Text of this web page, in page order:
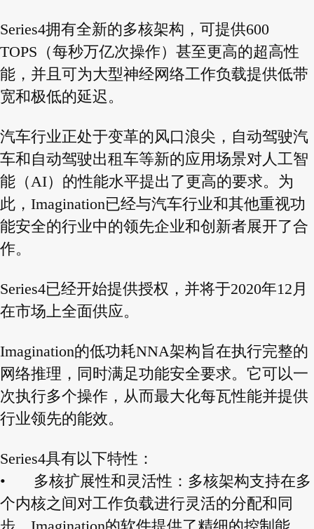
Series4拥有全新的多核架构，可提供600
TOPS（每秒万亿次操作）甚至更高的超高性
能，并且可为大型神经网络工作负载提供低带
宽和极低的延迟。
汽车行业正处于变革的风口浪尖，自动驾驶汽
车和自动驾驶出租车等新的应用场景对人工智
能（AI）的性能水平提出了更高的要求。为
此，Imagination已经与汽车行业和其他重视功
能安全的行业中的领先企业和创新者展开了合
作。
Series4已经开始提供授权，并将于2020年12月
在市场上全面供应。
Imagination的低功耗NNA架构旨在执行完整的
网络推理，同时满足功能安全要求。它可以一
次执行多个操作，从而最大化每瓦性能并提供
行业领先的能效。
Series4具有以下特性：
•
多核扩展性和灵活性：多核架构支持在多
个内核之间对工作负载进行灵活的分配和同